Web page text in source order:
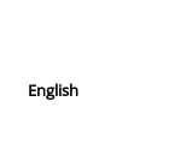
English